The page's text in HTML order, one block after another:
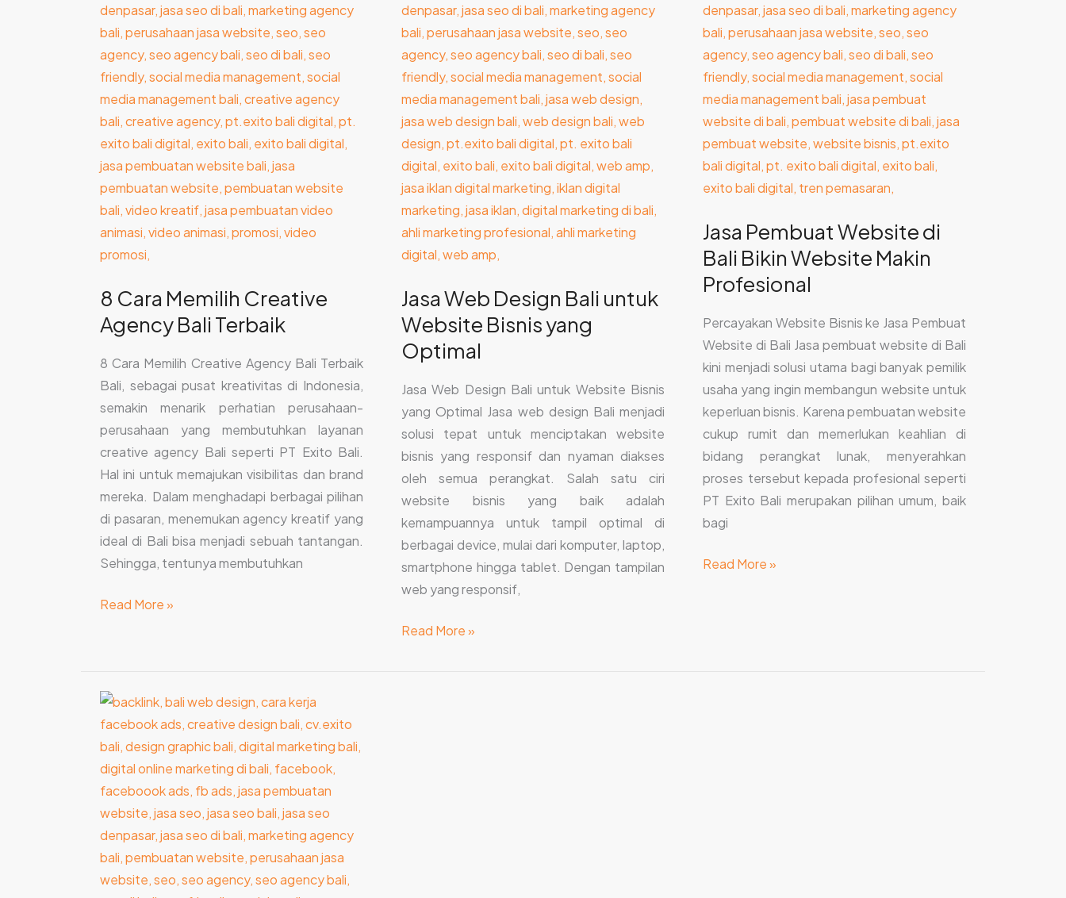
8 Cara Memilih Creative
Agency Bali Terbaik
8 Cara Memilih Creative Agency Bali Terbaik
Bali, sebagai pusat kreativitas di Indonesia,
semakin menarik perhatian perusahaan-
perusahaan yang membutuhkan layanan
creative agency Bali seperti PT Exito Bali.
Hal ini untuk memajukan visibilitas dan brand
mereka. Dalam menghadapi berbagai pilihan
di pasaran, menemukan agency kreatif yang
ideal di Bali bisa menjadi sebuah tantangan.
Sehingga, tentunya membutuhkan
Terbaik
Read More »
Jasa Web Design Bali untuk
Website Bisnis yang
Optimal
Jasa Web Design Bali untuk Website Bisnis
yang Optimal Jasa web design Bali menjadi
solusi tepat untuk menciptakan website
bisnis yang responsif dan nyaman diakses
oleh semua perangkat. Salah satu ciri
website bisnis yang baik adalah
kemampuannya untuk tampil optimal di
berbagai device, mulai dari komputer, laptop,
smartphone hingga tablet. Dengan tampilan
web yang responsif,
Bisnis
yang
Optimal
Read More »
Jasa Pembuat Website di
Bali Bikin Website Makin
Profesional
Percayakan Website Bisnis ke Jasa Pembuat
Website di Bali Jasa pembuat website di Bali
kini menjadi solusi utama bagi banyak pemilik
usaha yang ingin membangun website untuk
keperluan bisnis. Karena pembuatan website
cukup rumit dan memerlukan keahlian di
bidang perangkat lunak, menyerahkan
proses tersebut kepada profesional seperti
PT Exito Bali merupakan pilihan umum, baik
bagi
Website
Makin
Profesional
Read More »
Pentingnya
Backlink
dalam
SEO
Konten
Marketing
Dalam
Bisnis